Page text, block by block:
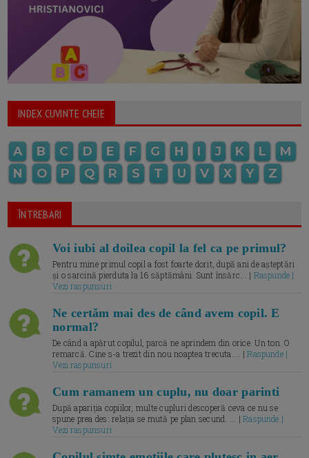
INDEX CUVINTE CHEIE
A B C D E F G H I J K L
M
N
O P Q R S T U V X Y Z
ÎNTREBARI
Voi iubi al doilea copil la fel ca pe primul?
Pentru mine primul copil a fost foarte dorit, după ani de așteptări
și o sarcină pierduta la 16 săptămâni. Sunt însărc... | Raspunde |
Vezi raspunsuri
Ne certăm mai des de când avem copil. E
normal?
De când a apărut copilul, parcă ne aprindem din orice. Un ton. O
remarcă. Cine s-a trezit din nou noaptea trecuta.... |Raspunde |
Vezi raspunsuri
Cum ramanem un cuplu, nu doar parinti
După apariția copiilor, multe cupluri descoperă ceva ce nu se
spune prea des: relația se mută pe plan secund. ... |Raspunde |
Vezi raspunsuri